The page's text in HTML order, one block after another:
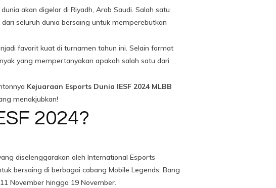
akan digelar di Riyadh, Arab Saudi. Salah satu
seluruh dunia bersaing untuk memperebutkan
favorit kuat di turnamen tahun ini. Selain format
yang mempertanyakan apakah salah satu dari
Kejuaraan Esports Dunia IESF 2024 MLBB
menakjubkan!
2024?
diselenggarakan oleh International Esports
bersaing di berbagai cabang Mobile Legends: Bang
November hingga 19 November.